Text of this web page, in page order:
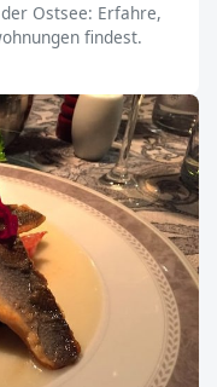
Ostsee: Erfahre,
findest.